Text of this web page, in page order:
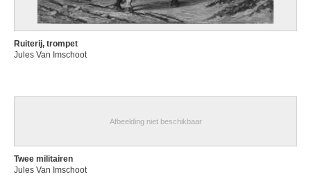
Ruiterij, trompet
Jules Van Imschoot
Afbeelding niet beschikbaar
Twee militairen
Jules Van Imschoot